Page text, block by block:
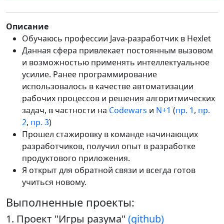
Описание
Обучаюсь профессии Java-разработчик в Hexlet
Данная сфера привлекает постоянным вызовом
и возможностью применять интеллектуальное
усилие. Ранее программирование
использовалось в качестве автоматизации
рабочих процессов и решения алгоритмических
задач, в частности на Codewars и N+1 (пр. 1, пр.
2, пр. 3)
Прошел стажировку в команде начинающих
разработчиков, получил опыт в разработке
продуктового приложения.
Я открыт для обратной связи и всегда готов
учиться новому.
Выполненные проекты:
1. Проект "Игры разума" (github)